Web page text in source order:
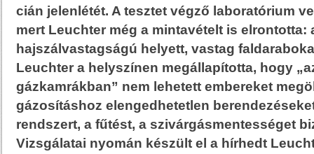
cián jelenlétét. A tesztet végző laboratórium
mert Leuchter még a mintavételt is elrontotta:
hajszálvastagságú helyett, vastag
Leuchter a helyszínen megállapította, hogy
gázkamrákban” nem lehetett embereket
gázosításhoz elengedhetetlen
rendszert, a fűtést, a szivárgásmentességet
Vizsgálatai nyomán készült el a hírhedt